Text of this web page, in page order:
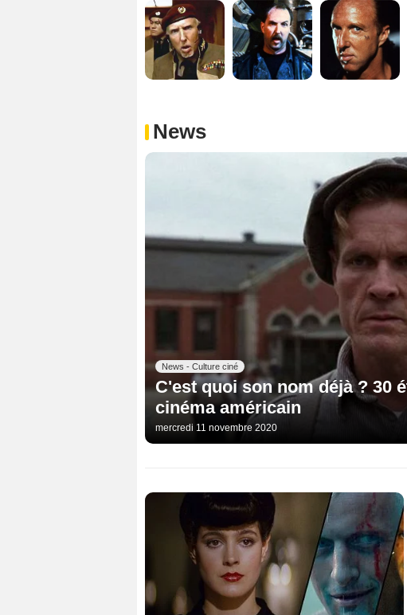
News
News - Culture ciné
C'est quoi son nom déjà ? 30
cinéma américain
mercredi 11 novembre 2020